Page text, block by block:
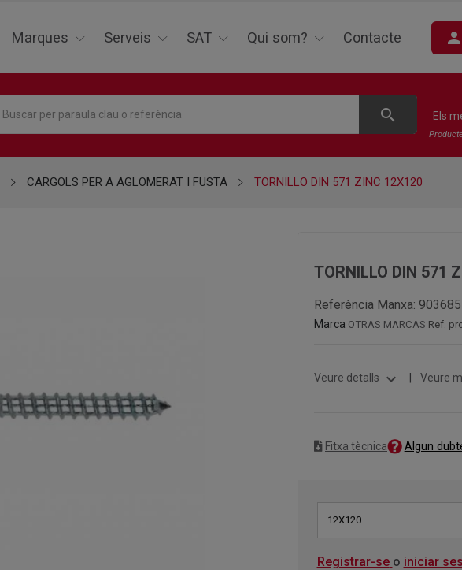
Marques Serveis SAT Qui som? Contacte
search Els
CARGOLS PER A AGLOMERAT I FUSTA TORNILLO DIN 571 ZINC 12X120
TORNILLO DIN 571
Referència Manxa: 903685
Marca OTRAS MARCAS Ref.
Veure detalls expand_more Veure
Fitxa tècnica Algun
12X120
Registrar-se o iniciar